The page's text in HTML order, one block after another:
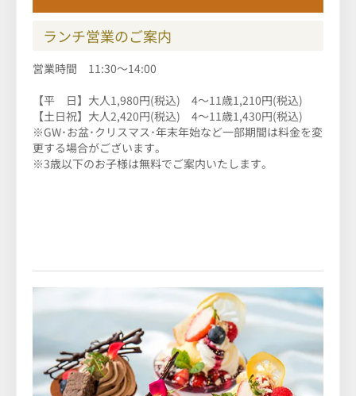
ランチ営業のご案内
営業時間 11:30～14:00
【平 日】大人1,980円(税込) 4～11歳1,210円(税込)
【土日祝】大人2,420円(税込) 4～11歳1,430円(税込)
※GW･お盆･クリスマス･年末年始など一部期間は料金を変
更する場合がございます。
※3歳以下のお子様は無料でご案内いたします。